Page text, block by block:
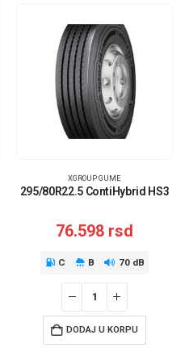
XGROUP GUME
295/80R22.5 ContiHybrid HS3
76.598 rsd
C B 70 dB
DODAJ U KORPU